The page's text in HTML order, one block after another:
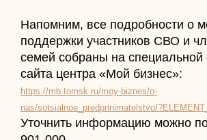
Напомним, все подробности о
поддержки участников СВО и
семей собраны на специальной
сайта центра «Мой бизнес»:
https://mb.tomsk.ru/moy-biznes/o-
nas/sotsialnoe_predprinimatelstvo/
Уточнить информацию можно